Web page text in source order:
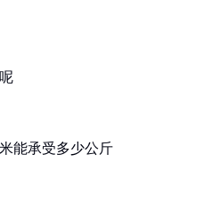
能承受多少公斤